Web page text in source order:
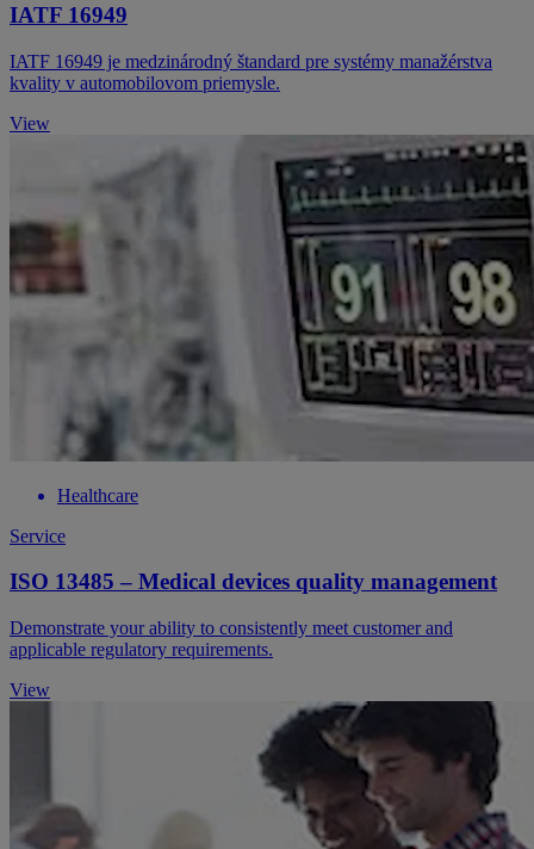
IATF 16949
IATF 16949 je medzinárodný štandard pre systémy manažérstva
kvality v automobilovom priemysle.
View
Healthcare
Service
ISO 13485 – Medical devices quality management
Demonstrate your ability to consistently meet customer and
applicable regulatory requirements.
View